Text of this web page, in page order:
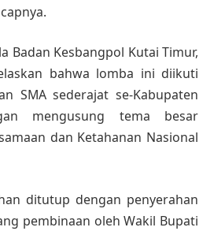
Badan Kesbangpol Kutai Timur,
bahwa lomba ini diikuti
SMA sederajat se-Kabupaten
mengusung tema besar
dan Ketahanan Nasional
ditutup dengan penyerahan
pembinaan oleh Wakil Bupati